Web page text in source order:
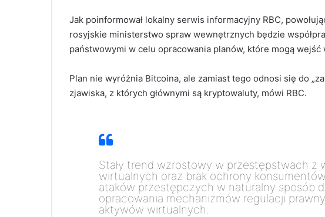
Jak poinformował lokalny serwis informacyjny RBC,
rosyjskie ministerstwo spraw wewnętrznych będzie
państwowymi w celu opracowania planów, które mogą wejść
Plan nie wyróżnia Bitcoina, ale zamiast tego odnosi się do
zjawiska, z których głównymi są kryptowaluty, mówi RBC.
Stały trend wzrostowy w przestępstwach z
wirtualnych oraz brak ochrony
ataków przestępczych w naturalny sposób
opracowania mechanizmów regulacji
aktywów wirtualnych.